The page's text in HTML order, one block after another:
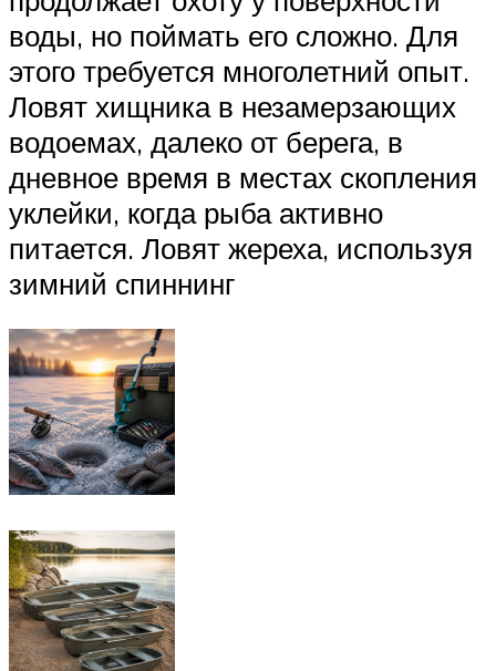
воды, но поймать его сложно. Для
этого требуется многолетний опыт.
Ловят хищника в незамерзающих
водоемах, далеко от берега, в
дневное время в местах скопления
уклейки, когда рыба активно
питается. Ловят жереха, используя
зимний спиннинг